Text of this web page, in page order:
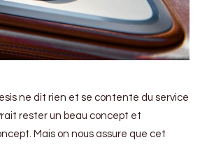
ne dit rien et se contente du service
rester un beau concept et
Mais on nous assure que cet